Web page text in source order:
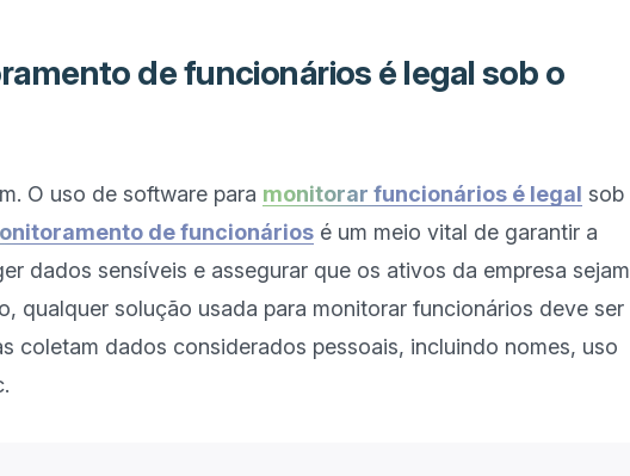
de funcionários é legal sob o
O uso de software para monitorar funcionários é legal sob
de funcionários é um meio vital de garantir a
dados sensíveis e assegurar que os ativos da empresa sejam
qualquer solução usada para monitorar funcionários deve ser
coletam dados considerados pessoais, incluindo nomes, uso